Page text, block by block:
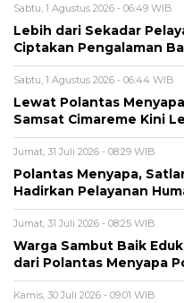
Sabtu, 1 Agustus 2026 - 06:49 WIB
Lebih dari Sekadar
Ciptakan Pengalaman
Sabtu, 1 Agustus 2026 - 06:44 WIB
Lewat Polantas
Samsat Cimareme Kini
Jumat, 31 Juli 2026 - 08:29 WIB
Polantas Menyapa,
Hadirkan Pelayanan
Jumat, 31 Juli 2026 - 08:25 WIB
Warga Sambut Baik
dari Polantas Menyapa
Kamis, 30 Juli 2026 - 09:01 WIB